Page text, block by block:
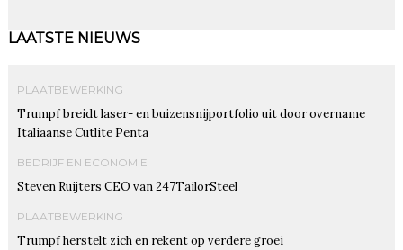
LAATSTE NIEUWS
PLAATBEWERKING
Trumpf breidt laser- en buizensnijportfolio uit door overname
Italiaanse Cutlite Penta
BEDRIJF EN ECONOMIE
Steven Ruijters CEO van 247TailorSteel
PLAATBEWERKING
Trumpf herstelt zich en rekent op verdere groei